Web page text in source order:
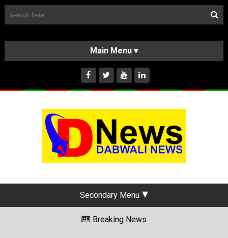
HOME
ABOUT US
INSTAGRAM
Secondary Menu
Breaking News